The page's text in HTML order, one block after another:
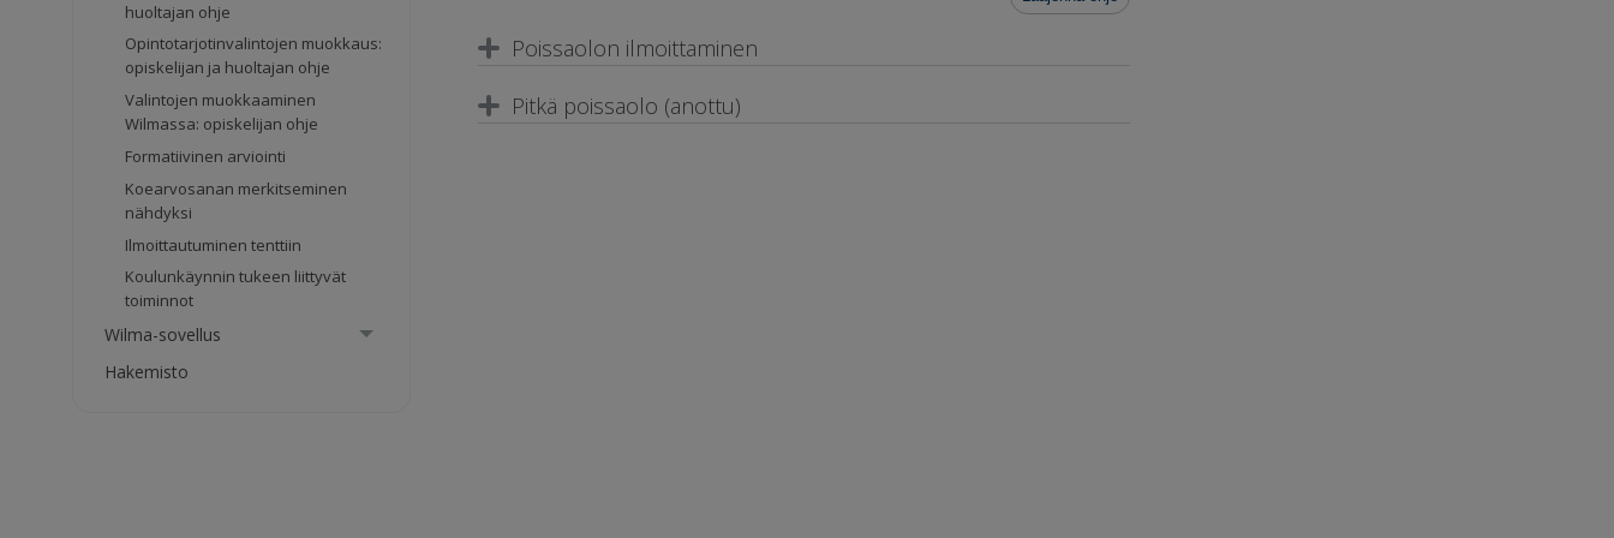
huoltajan ohje
Opintotarjotinvalintojen muokkaus:
opiskelijan ja huoltajan ohje
Valintojen muokkaaminen
Wilmassa: opiskelijan ohje
Formatiivinen arviointi
Koearvosanan merkitseminen
nähdyksi
Ilmoittautuminen tenttiin
Koulunkäynnin tukeen liittyvät
toiminnot
Wilma-sovellus
Hakemisto
Poissaolon ilmoittaminen
Pitkä poissaolo (anottu)